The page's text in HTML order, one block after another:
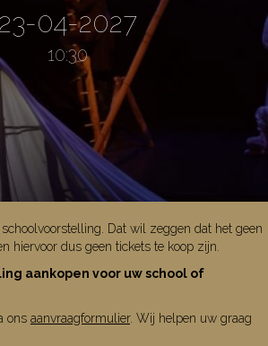
23-04-2027
10:30
Dat wil zeggen dat het geen
hiervoor dus geen tickets te koop zijn.
aankopen voor uw school of
ons aanvraagformulier. Wij helpen uw graag